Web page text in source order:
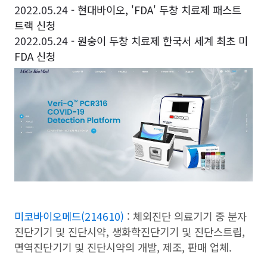
2022.05.24 - 현대바이오, 'FDA' 두창 치료제 패스트
트랙 신청
2022.05.24 - 원숭이 두창 치료제 한국서 세계 최초 미
FDA 신청
미코바이오메드(214610) : 체외진단 의료기기 중 분자
진단기기 및 진단시약, 생화학진단기기 및 진단스트립,
면역진단기기 및 진단시약의 개발, 제조, 판매 업체.